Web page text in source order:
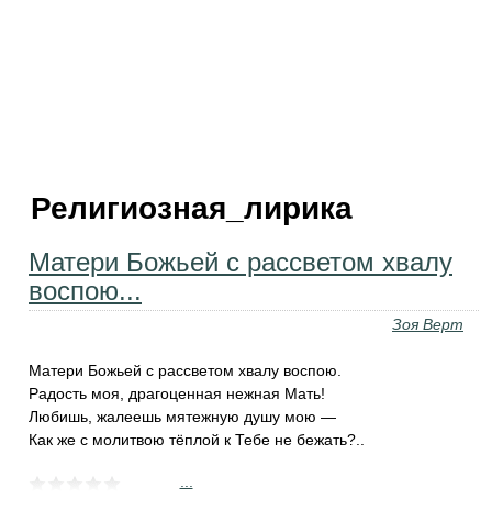
Религиозная_лирика
Матери Божьей с рассветом хвалу
воспою...
Зоя Верт
Матери Божьей с рассветом хвалу воспою.
Радость моя, драгоценная нежная Мать!
Любишь, жалеешь мятежную душу мою —
Как же с молитвою тёплой к Тебе не бежать?..